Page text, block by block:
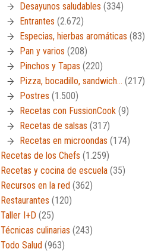
Desayunos saludables (334)
Entrantes (2.672)
Especias, hierbas aromáticas (83)
Pan y varios (208)
Pinchos y Tapas (220)
Pizza, bocadillo, sandwich… (217)
Postres (1.500)
Recetas con FussionCook (9)
Recetas de salsas (317)
Recetas en microondas (174)
Recetas de los Chefs (1.259)
Recetas y cocina de escuela (35)
Recursos en la red (362)
Restaurantes (120)
Taller I+D (25)
Técnicas culinarias (243)
Todo Salud (963)